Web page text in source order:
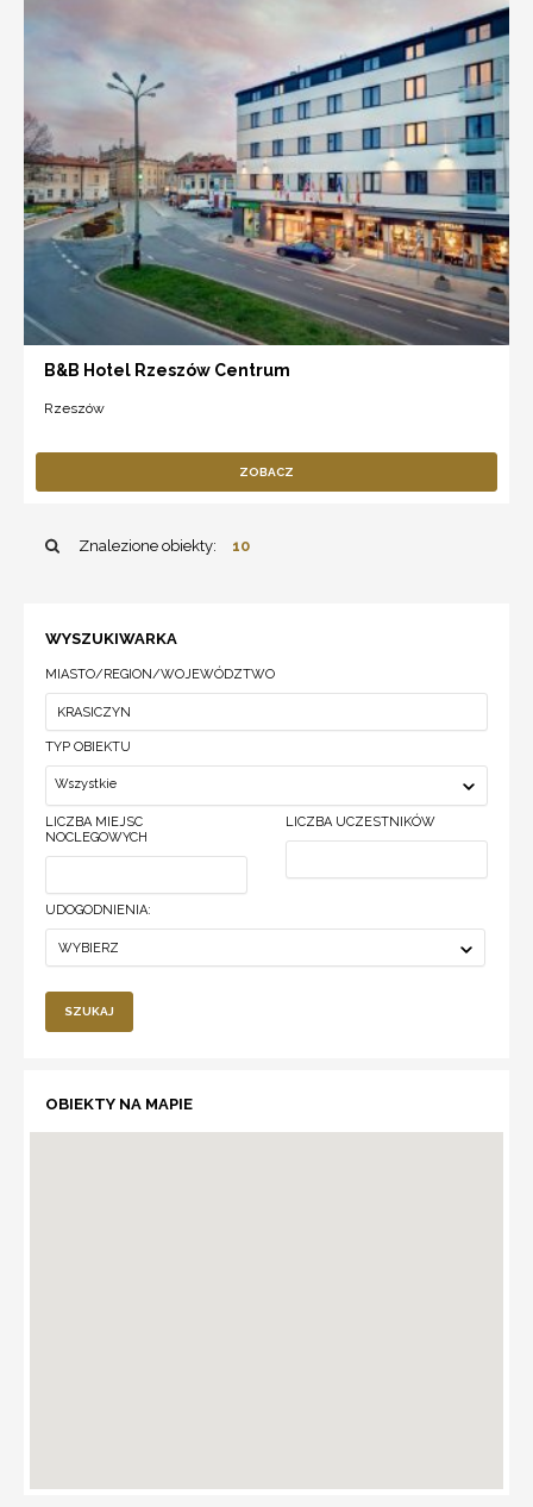
B&B Hotel Rzeszów Centrum
Rzeszów
ZOBACZ
Znalezione obiekty: 10
WYSZUKIWARKA
MIASTO/REGION/WOJEWÓDZTWO
TYP OBIEKTU
Wszystkie
LICZBA MIEJSC
NOCLEGOWYCH
LICZBA UCZESTNIKÓW
UDOGODNIENIA:
WYBIERZ
SZUKAJ
OBIEKTY NA MAPIE